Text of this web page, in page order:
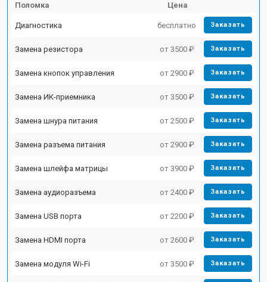
Поломка Цена
Диагностика бесплатно Заказать
Замена резистора от 3500 ₽ Заказать
Замена кнопок управления от 2900 ₽ Заказать
Замена ИК-приемника от 3500 ₽ Заказать
Замена шнура питания от 2500 ₽ Заказать
Замена разъема питания от 2900 ₽ Заказать
Замена шлейфа матрицы от 3900 ₽ Заказать
Замена аудиоразъема от 2400 ₽ Заказать
Замена USB порта от 2200 ₽ Заказать
Замена HDMI порта от 2600 ₽ Заказать
Замена модуля Wi-Fi от 3500 ₽ Заказать